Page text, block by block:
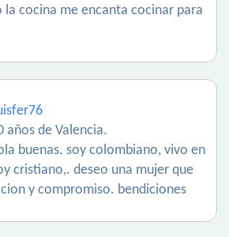
la cocina me encanta cocinar para
años de Valencia.
buenas. soy colombiano, vivo en
cristiano,. deseo una mujer que
y compromiso. bendiciones